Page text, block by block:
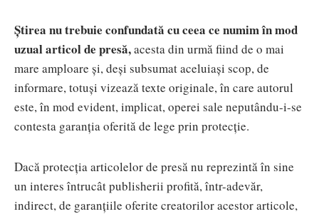
Știrea nu trebuie confundată cu ceea ce numim în mod
uzual articol de presă,acesta din urmă fiind de o mai
mare amploare și, deși subsumat aceluiași scop, de
informare, totuși vizează texte originale, în care autorul
este, în mod evident, implicat, operei sale neputându-i-se
contesta garanția oferită de lege prin protecție.
Dacă protecția articolelor de presă nu reprezintă în sine
un interes întrucât publisherii profită, într-adevăr,
indirect, de garanțiile oferite creatorilor acestor articole,